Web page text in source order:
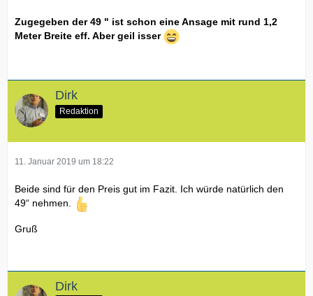
Zugegeben der 49 " ist schon eine Ansage mit rund 1,2
Meter Breite eff. Aber geil isser
Dirk
Redaktion
11. Januar 2019 um 18:22
Beide sind für den Preis gut im Fazit. Ich würde natürlich den
49“ nehmen.
Gruß
Dirk